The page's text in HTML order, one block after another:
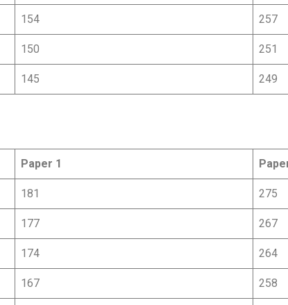
154 257
150 251
145 249
Paper 1
181 275
177 267
174 264
167 258